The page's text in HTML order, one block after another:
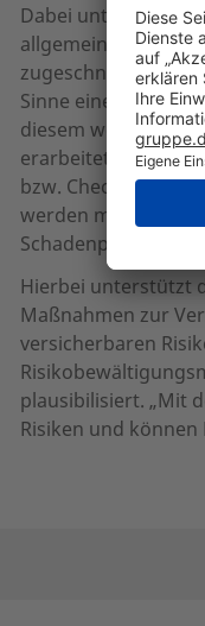
Dabei unterstützt
allgemeine
zugeschnitten.
Sinne eines Audits
diesem werden die
erarbeitet und
bzw. Checklisten-
werden mögliche
Schadenpotenzial
Hierbei unterstützt
Maßnahmen zur
versicherbaren
plausibilisiert. „Mit
Risiken und